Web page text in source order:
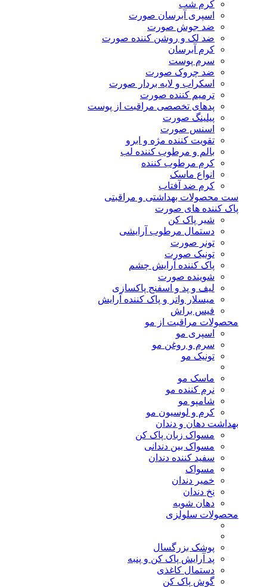
کرم شب
اسپری آبرسان صورت
ضد جوش صورت
ضد لک و روشن کننده صورت
کرم آبرسان
سرم پوست
ضد چروک صورت
اسکراب و لایه بردار صورت
ترمیم کننده صورت
پدهای تخصصی مراقبت از پوست
پیلینگ صورت
اسنس صورت
تقویت کننده مژه و ابرو
بالم و مرطوب کننده لب
کرم مرطوب کننده
انواع ماسک
کرم ضد آفتاب
ست محصولات بهداشتی و مراقبتی
پاک کننده های صورت
شیر پاک کن
دستمال مرطوب آرایشی
تونر صورت
تونیک صورت
پاک کننده آرایش چشم
شوینده صورت
لیف و پد و اسفنج پاکسازی
میسلار واتر و پاک کننده آرایش
فیس براش
محصولات مراقبت از مو
اسپری مو
سرم و روغن مو
تونیک مو
ماسک مو
نرم کننده مو
شامپو مو
کرم و لوسیون مو
بهداشت دهان و دندان
مسواک زبان پاک کن
مسواک بین دندانی
سفید کننده دندان
مسواک
خمیر دندان
نخ دندان
دهان شویه
محصولات سلولزی
پوشک بزرگسال
پد آرایش پاک کن و پنبه
دستمال کاغذی
گوش پاک کن